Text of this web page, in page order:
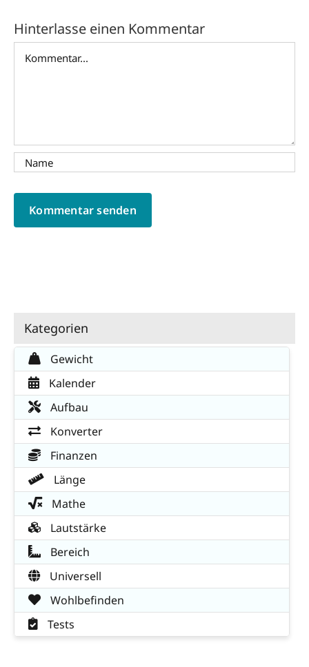
Hinterlasse einen Kommentar
Kategorien
Gewicht
Kalender
Aufbau
Konverter
Finanzen
Länge
Mathe
Lautstärke
Bereich
Universell
Wohlbefinden
Tests